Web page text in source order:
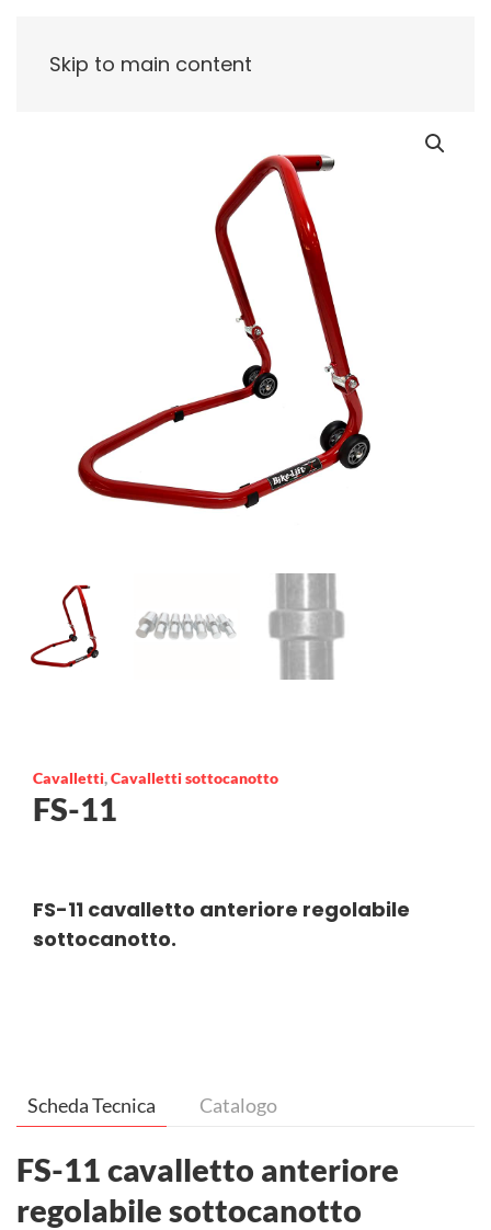
Skip to main content
Cavalletti,Cavalletti sottocanotto
FS-11
FS-11 cavalletto anteriore regolabile
sottocanotto.
Scheda Tecnica Catalogo
FS-11 cavalletto anteriore
regolabile sottocanotto